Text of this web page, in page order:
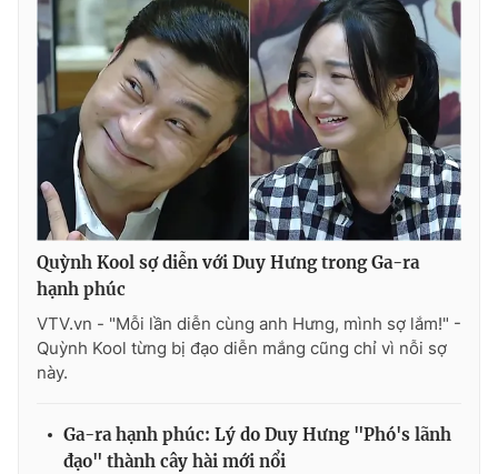
Quỳnh Kool sợ diễn với Duy Hưng trong Ga-ra
hạnh phúc
VTV.vn - "Mỗi lần diễn cùng anh Hưng, mình sợ lắm!" -
Quỳnh Kool từng bị đạo diễn mắng cũng chỉ vì nỗi sợ
này.
Ga-ra hạnh phúc: Lý do Duy Hưng "Phó's lãnh
đạo" thành cây hài mới nổi